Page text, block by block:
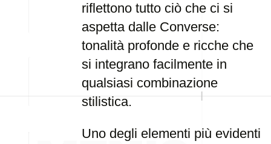
riflettono tutto ciò che ci si
aspetta dalle Converse:
tonalità profonde e ricche che
si integrano facilmente in
qualsiasi combinazione
stilistica.
Uno degli elementi più evidenti